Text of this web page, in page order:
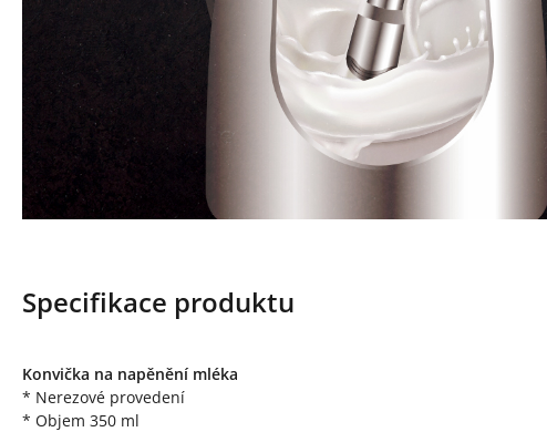
Specifikace produktu
Konvička na napěnění mléka
* Nerezové provedení
* Objem 350 ml